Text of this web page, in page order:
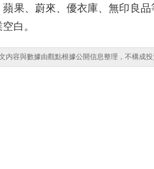
蘋果、蔚來、優衣庫、無印良
白。
内容與數據由觀點根據公開信息整理，不構成投